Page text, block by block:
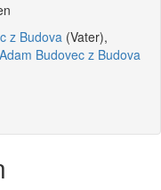
z Budova (Vater),
Adam Budovec z Budova